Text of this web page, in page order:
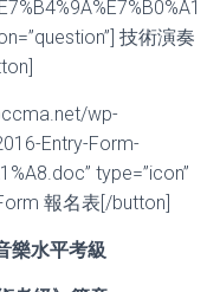
技術演奏
wp-
Entry-Form-
type=”icon”
報名表[/button]
樂水平考級